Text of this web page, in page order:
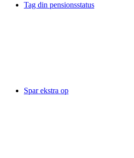
Tag din pensionsstatus
Spar ekstra op